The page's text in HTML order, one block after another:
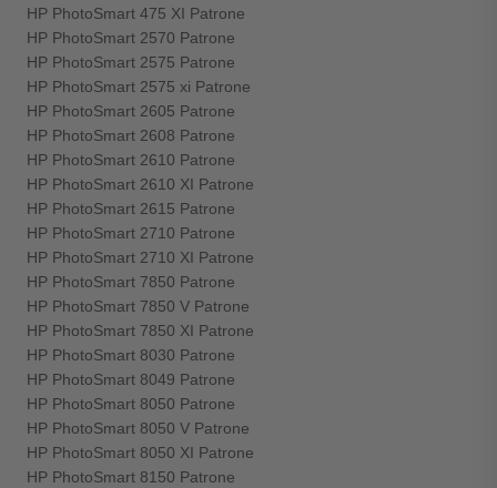
HP PhotoSmart 475 XI Patrone
HP PhotoSmart 2570 Patrone
HP PhotoSmart 2575 Patrone
HP PhotoSmart 2575 xi Patrone
HP PhotoSmart 2605 Patrone
HP PhotoSmart 2608 Patrone
HP PhotoSmart 2610 Patrone
HP PhotoSmart 2610 XI Patrone
HP PhotoSmart 2615 Patrone
HP PhotoSmart 2710 Patrone
HP PhotoSmart 2710 XI Patrone
HP PhotoSmart 7850 Patrone
HP PhotoSmart 7850 V Patrone
HP PhotoSmart 7850 XI Patrone
HP PhotoSmart 8030 Patrone
HP PhotoSmart 8049 Patrone
HP PhotoSmart 8050 Patrone
HP PhotoSmart 8050 V Patrone
HP PhotoSmart 8050 XI Patrone
HP PhotoSmart 8150 Patrone